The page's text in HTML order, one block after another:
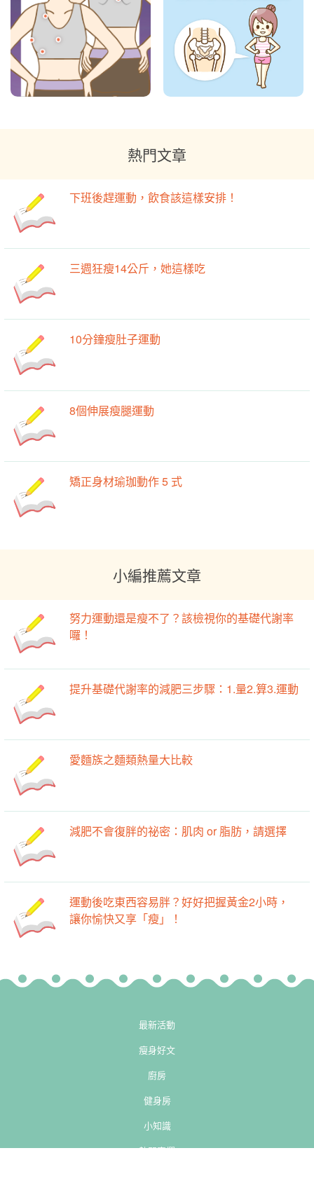
熱門文章
下班後趕運動，飲食該這樣安排！
三週狂瘦14公斤，她這樣吃
10分鐘瘦肚子運動
8個伸展瘦腿運動
矯正身材瑜珈動作 5 式
小編推薦文章
努力運動還是瘦不了？該檢視你的基礎代謝率
囉！
提升基礎代謝率的減肥三步驟：1.量2.算3.運動
愛麵族之麵類熱量大比較
減肥不會復胖的祕密：肌肉 or 脂肪，請選擇
運動後吃東西容易胖？好好把握黃金2小時，
讓你愉快又享「瘦」！
最新活動
瘦身好文
廚房
健身房
小知識
熱門專欄